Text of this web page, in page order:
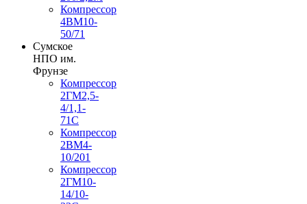
Компрессор
4ВМ10-
50/71
Сумское
НПО им.
Фрунзе
Компрессор
2ГМ2,5-
4/1,1-
71С
Компрессор
2ВМ4-
10/201
Компрессор
2ГМ10-
14/10-